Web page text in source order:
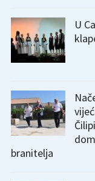
U
branitelja